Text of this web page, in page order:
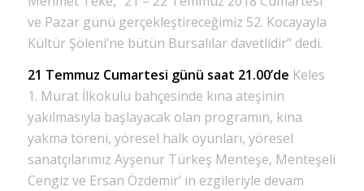
ve Pazar günü gerçekleştireceğimiz 52. Kocayayla
Kültür Şöleni’ne bütün Bursalılar davetlidir” dedi.
21 Temmuz Cumartesi günü saat 21.00’de Keles
1. Murat İlkokulu bahçesinde kına ateşinin
yakılmasıyla başlayacak olan programın, kına
yakma töreni, yöresel halk oyunları, yöresel
sanatçılarımız Ayşenur Türkeş Menteşe, Menteşeli
Cengiz ve Ersan Özdemir’ in ezgileriyle devam